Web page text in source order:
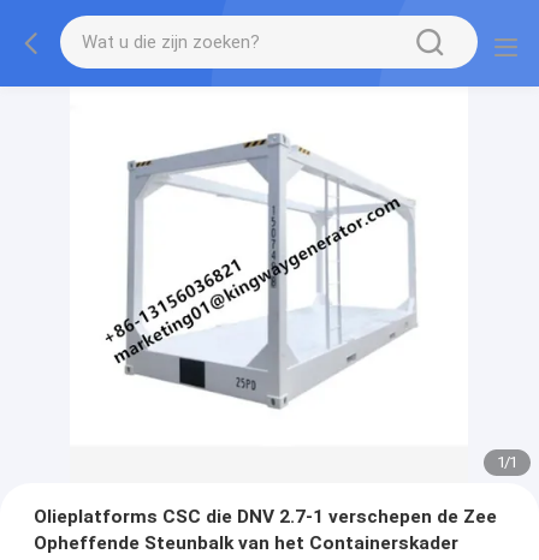
1/1
Olieplatforms CSC die DNV 2.7-1 verschepen de Zee
Opheffende Steunbalk van het Containerskader